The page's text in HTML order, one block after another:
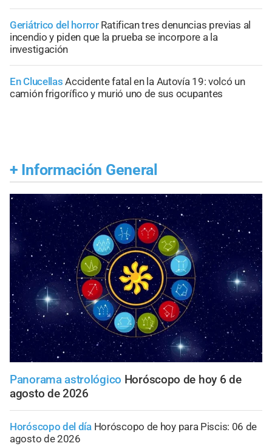
Geriátrico del horror Ratifican tres denuncias previas al
incendio y piden que la prueba se incorpore a la
investigación
En Clucellas Accidente fatal en la Autovía 19: volcó un
camión frigorífico y murió uno de sus ocupantes
+ Información General
Panorama astrológico Horóscopo de hoy 6 de
agosto de 2026
Horóscopo del día Horóscopo de hoy para Piscis: 06 de
agosto de 2026